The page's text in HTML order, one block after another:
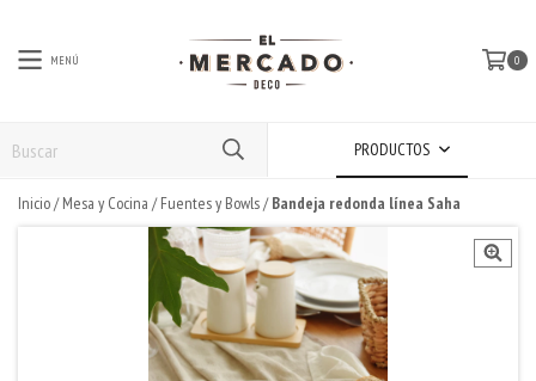
MENÚ 0
PRODUCTOS
Inicio/ Mesa y Cocina / Fuentes y Bowls/ Bandeja redonda línea Saha